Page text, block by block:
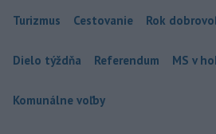
Turizmus Cestovanie Rok
Dielo týždňa Referendum MS v
Komunálne voľby